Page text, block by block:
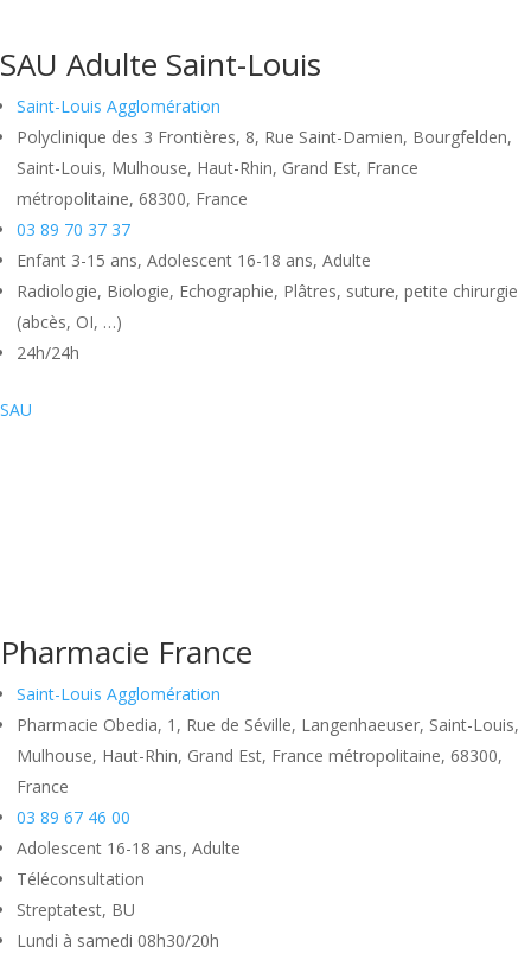
SAU Adulte Saint-Louis
Saint-Louis Agglomération
Polyclinique des 3 Frontières, 8, Rue Saint-Damien, Bourgfelden,
Saint-Louis, Mulhouse, Haut-Rhin, Grand Est, France
métropolitaine, 68300, France
03 89 70 37 37
Enfant 3-15 ans, Adolescent 16-18 ans, Adulte
Radiologie, Biologie, Echographie, Plâtres, suture, petite chirurgie
(abcès, OI, …)
24h/24h
SAU
Pharmacie France
Saint-Louis Agglomération
Pharmacie Obedia, 1, Rue de Séville, Langenhaeuser, Saint-Louis,
Mulhouse, Haut-Rhin, Grand Est, France métropolitaine, 68300,
France
03 89 67 46 00
Adolescent 16-18 ans, Adulte
Téléconsultation
Streptatest, BU
Lundi à samedi 08h30/20h